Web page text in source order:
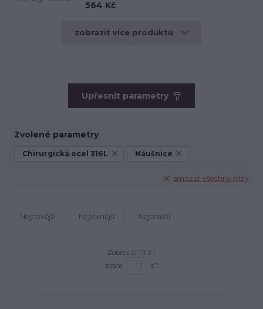
564 Kč
zobrazit více produktů
Upřesnit parametry
Zvolené parametry
Chirurgická ocel 316L Náušnice
smazat všechny filtry
Nejnovější Nejlevnější Nejdražší
Zobrazuji 1-1 z 1
strana
z 1